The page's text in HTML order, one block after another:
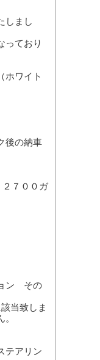
しまし
っており
ホワイト
後の納車
７００ガ
ン その
当致しま
テアリン